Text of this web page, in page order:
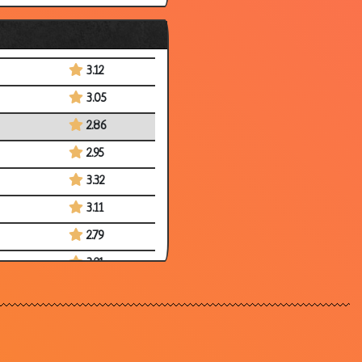
3.11
3.12
3.05
2.86
2.95
3.32
3.11
2.79
3.21